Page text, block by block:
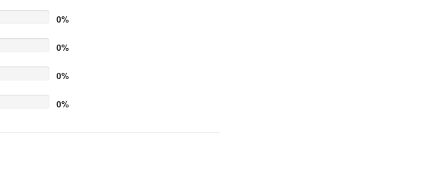
0%
0%
0%
0%